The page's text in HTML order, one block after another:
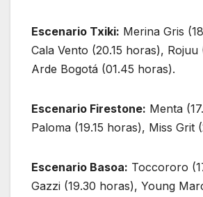
Escenario Txiki: Merina Gris
Cala Vento (20.15 horas), Rojuu
Arde Bogotá (01.45 horas).
Escenario Firestone: Menta
Paloma (19.15 horas), Miss Grit
Escenario Basoa: Toccororo
Gazzi (19.30 horas), Young